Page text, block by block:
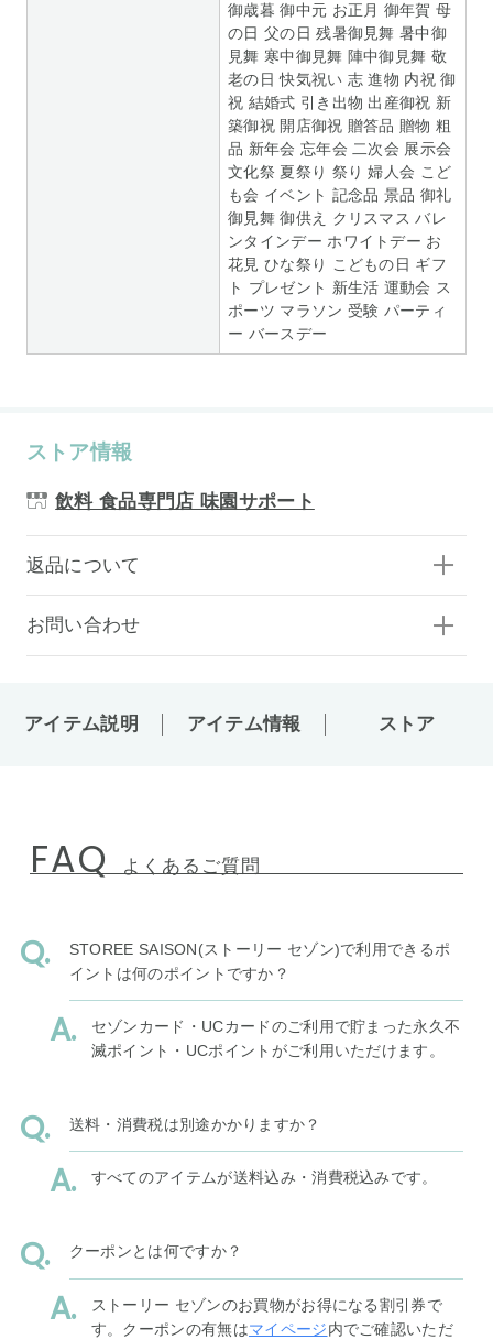
御歳暮 御中元 お正月 御年賀 母
の日 父の日 残暑御見舞 暑中御
見舞 寒中御見舞 陣中御見舞 敬
老の日 快気祝い 志 進物 内祝 御
祝 結婚式 引き出物 出産御祝 新
築御祝 開店御祝 贈答品 贈物 粗
品 新年会 忘年会 二次会 展示会
文化祭 夏祭り 祭り 婦人会 こど
も会 イベント 記念品 景品 御礼
御見舞 御供え クリスマス バレ
ンタインデー ホワイトデー お
花見 ひな祭り こどもの日 ギフ
ト プレゼント 新生活 運動会 ス
ポーツ マラソン 受験 パーティ
ー バースデー
ストア情報
飲料 食品専門店 味園サポート
返品について
お問い合わせ
アイテム説明 アイテム情報 ストア
FAQ よくあるご質問
STOREE SAISON(ストーリー セゾン)で利用できるポ
イントは何のポイントですか？
セゾンカード・UCカードのご利用で貯まった永久不
滅ポイント・UCポイントがご利用いただけます。
送料・消費税は別途かかりますか？
すべてのアイテムが送料込み・消費税込みです。
クーポンとは何ですか？
ストーリー セゾンのお買物がお得になる割引券で
す。クーポンの有無はマイページ内でご確認いただ